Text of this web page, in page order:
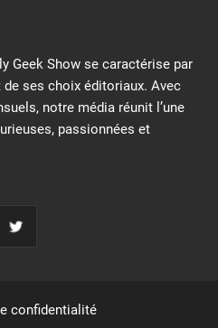
Geek Show se caractérise par
ses choix éditoriaux. Avec
notre média réunit l’une
passionnées et
confidentialité